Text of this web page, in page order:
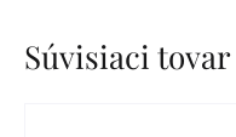
Súvisiaci tovar